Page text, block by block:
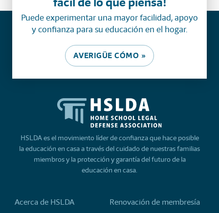
Puede experimentar una mayor facilidad, apoyo
y confianza para su educación en el hogar.
AVERIGÜE CÓMO »
HSLDA es el movimiento líder de confianza que hace posible
la educación en casa a través del cuidado de nuestras familias
miembros y la protección y garantía del futuro de la
educación en casa.
Acerca de HSLDA
Renovación de membresía